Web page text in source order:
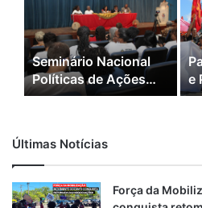
Seminário Nacional
Políticas de Ações
Afirmativas 3 e
e
Últimas Notícias
Força da